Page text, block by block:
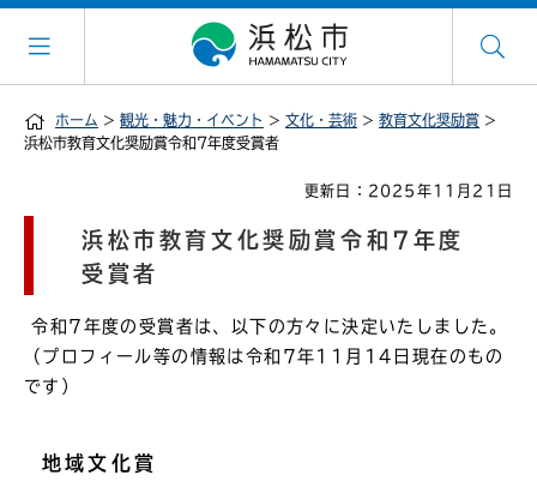
ホーム > 観光・魅力・イベント > 文化・芸術 > 教育文化奨励賞 >
浜松市教育文化奨励賞令和7年度受賞者
更新日：2025年11月21日
浜松市教育文化奨励賞令和7年度
受賞者
令和7年度の受賞者は、以下の方々に決定いたしました。
（プロフィール等の情報は令和7年11月14日現在のもの
です）
地域文化賞